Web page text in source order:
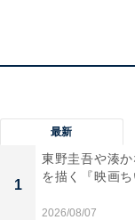
新たに「殴って
の信念と気合い
と言い残し立ち
2人の会話を聞い
の事件を調べ、
最新
1
東野圭吾や湊か
を描く『映画
2026/08/07